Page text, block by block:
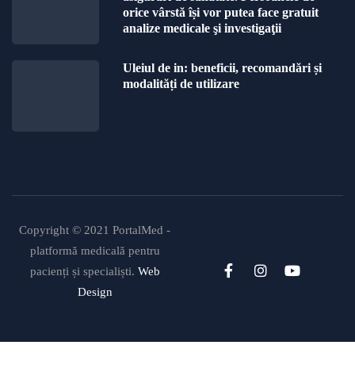
orice vârstă își vor putea face gratuit
analize medicale şi investigaţii
Uleiul de in: beneficii, recomandări și
modalități de utilizare
Copyright © 2021 PortalMed -
platformă medicală pentru
pacienți și specialiști. Web
Design